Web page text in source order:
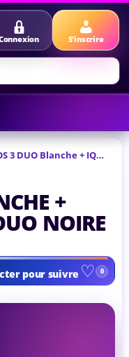
S'inscrire
IQOS 3 DUO Blanche + IQOS Original DUO Noire
+
NOIRE